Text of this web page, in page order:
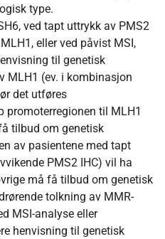
type.
ved tapt uttrykk av PMS2
eller ved påvist MSI,
til genetisk
MLH1 (ev. i kombinasjon
det utføres
promoterregionen til MLH1
tilbud om genetisk
av pasientene med tapt
PMS2 IHC) vil ha
må få tilbud om genetisk
tolkning av MMR-
MSI-analyse eller
henvisning til genetisk